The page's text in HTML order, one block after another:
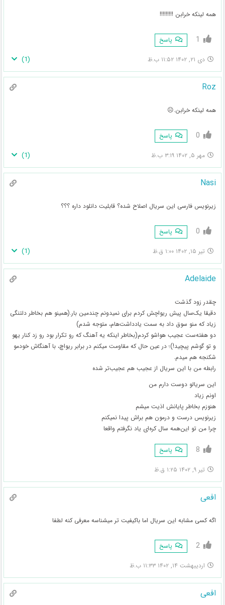
همه لینکه خرابن !!!!!!!!!
1 پاسخ
دی ۲۱, ۱۴۰۲ ۱۱:۵۲ ب.ظ (
1
)
Roz
همه لینکه خرابن.☹️
0 پاسخ
مهر ۵, ۱۴۰۲ ۳:۱۹ ب.ظ (
1
)
Nasi
زیرنویس فارسی این سریال اصلاح شده؟ قابلیت دانلود داره ؟؟؟
0 پاسخ
تیر ۱۵, ۱۴۰۲ ۱:۰۰ ق.ظ (
1
)
Adelaide
چقدر زود گذشت
دقیقا یک‌سال پیش ریواچش کردم برای نمیدونم چندمین بار.(همینو هم بخاطر دلتنگی
زیاد که منو سوق داد به سمت یادداشت‌هام، متوجه شدم)
دو هفته‌ست عجیب هواشو کردم(بخاطر اینکه یه آهنگ که رو تکرار بود رو زد کنار یهو
و تو گوشم پیچید!)؛ در عین حال که مقاومت میکنم در برابر ریواچ، با آهنگاش خودمو
شکنجه هم میدم.
رابطه من با این سریال از عجیب هم عجیب‌تر شده
این سریالو دوست دارم من
اونم زیاد
هنوزم بخاطر پایانش اذیت میشم
زیرنویس درست و درمون هم براش پیدا نمیکنم
چرا من تو این‌همه سال کره‌ای یاد نگرفتم واقعا
8 پاسخ
تیر ۹, ۱۴۰۲ ۱:۲۵ ق.ظ
افعی
اگه کسی مشابه این سریال اما باکیفیت تر میشناسه معرفی کنه لطفا
2 پاسخ
اردیبهشت ۱۴, ۱۴۰۲ ۱۱:۳۳ ب.ظ
افعی